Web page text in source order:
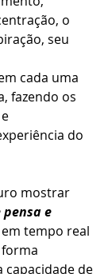
o
seu
cada uma
fazendo os
do
mostrar
e
tempo real
capacidade de